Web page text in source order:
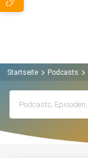
Startseite Podcasts